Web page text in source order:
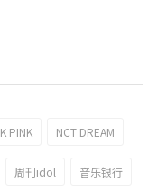
PINK NCT DREAM
周刊idol 音乐银行